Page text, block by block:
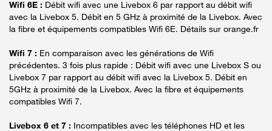
Wifi 6E : Débit wifi avec une Livebox 6 par rapport au débit wifi
avec la Livebox 5. Débit en 5 GHz à proximité de la Livebox. Avec
la fibre et équipements compatibles Wifi 6E. Détails sur orange.fr
Wifi 7 : En comparaison avec les générations de Wifi
précédentes. 3 fois plus rapide : Débit wifi avec une Livebox S ou
Livebox 7 par rapport au débit wifi avec la Livebox 5. Débit en
5GHz à proximité de la Livebox. Avec la fibre et équipements
compatibles Wifi 7.
Livebox 6 et 7 : Incompatibles avec les téléphones HD et les